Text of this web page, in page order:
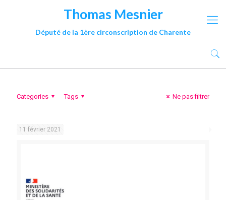
Thomas Mesnier
Député de la 1ère circonscription de Charente
Categories Tags Ne pas filtrer
11 février 2021